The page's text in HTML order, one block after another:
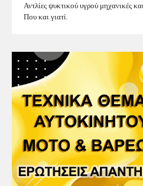
Αντλίες ψυκτικού υγρού μηχανικές
Που και γιατί.